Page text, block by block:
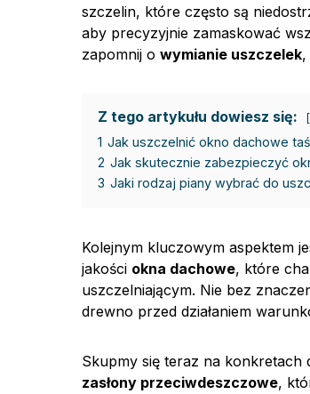
szczelin, które często są
aby precyzyjnie zamaskować
zapomnij o wymianie uszczelek,
Z tego artykułu dowiesz się:
1 Jak uszczelnić okno dachowe
2 Jak skutecznie zabezpieczyć
3 Jaki rodzaj piany wybrać do
Kolejnym kluczowym aspektem
jakości okna dachowe, które
uszczelniającym. Nie bez
drewno przed działaniem
Skupmy się teraz na konkretach
zasłony przeciwdeszczowe,